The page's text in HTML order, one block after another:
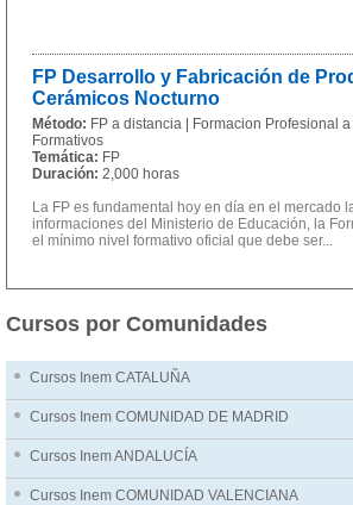
FP Desarrollo y Fabricación de
Cerámicos Nocturno
Método: FP a distancia | Formacion Profesional
Formativos
Temática: FP
Duración: 2,000 horas
La FP es fundamental hoy en día en el mercado
informaciones del Ministerio de Educación, la
el mínimo nivel formativo oficial que debe ser...
Cursos por Comunidades
Cursos Inem CATALUÑA
Cursos Inem COMUNIDAD DE MADRID
Cursos Inem ANDALUCÍA
Cursos Inem COMUNIDAD VALENCIANA